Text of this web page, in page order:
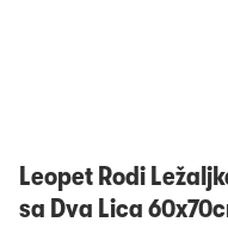
Leopet Rodi
sa Dva Lica